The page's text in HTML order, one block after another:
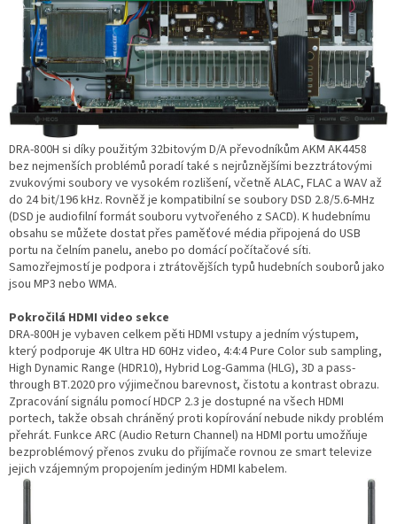
DRA-800H si díky použitým 32bitovým D/A převodníkům AKM AK4458
bez nejmenších problémů poradí také s nejrůznějšími bezztrátovými
zvukovými soubory ve vysokém rozlišení, včetně ALAC, FLAC a WAV až
do 24 bit/196 kHz. Rovněž je kompatibilní se soubory DSD 2.8/5.6-MHz
(DSD je audiofilní formát souboru vytvořeného z SACD). K hudebnímu
obsahu se můžete dostat přes paměťové média připojená do USB
portu na čelním panelu, anebo po domácí počítačové síti.
Samozřejmostí je podpora i ztrátovějších typů hudebních souborů jako
jsou MP3 nebo WMA.
Pokročilá HDMI video sekce
DRA-800H je vybaven celkem pěti HDMI vstupy a jedním výstupem,
který podporuje 4K Ultra HD 60Hz video, 4:4:4 Pure Color sub sampling,
High Dynamic Range (HDR10), Hybrid Log-Gamma (HLG), 3D a pass-
through BT.2020 pro výjimečnou barevnost, čistotu a kontrast obrazu.
Zpracování signálu pomocí HDCP 2.3 je dostupné na všech HDMI
portech, takže obsah chráněný proti kopírování nebude nikdy problém
přehrát. Funkce ARC (Audio Return Channel) na HDMI portu umožňuje
bezproblémový přenos zvuku do přijímače rovnou ze smart televize
jejich vzájemným propojením jediným HDMI kabelem.